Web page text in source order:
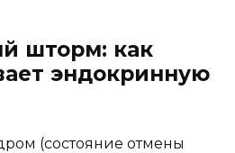
шторм: как
эндокринную
(состояние отмены